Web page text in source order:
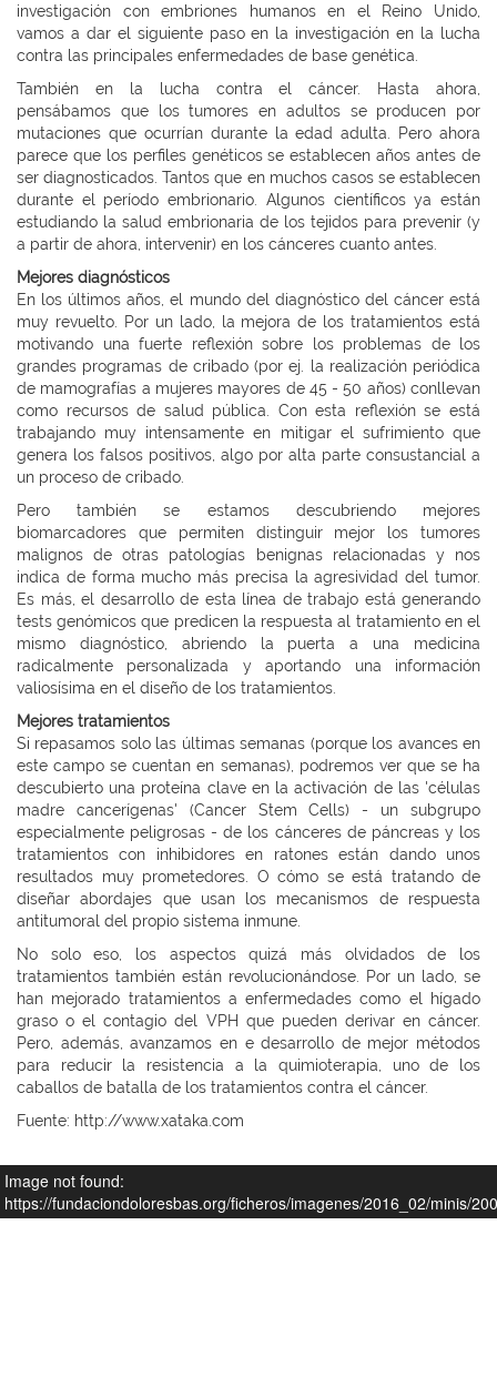
investigación con embriones humanos en el Reino Unido,
vamos a dar el siguiente paso en la investigación en la lucha
contra las principales enfermedades de base genética.
También en la lucha contra el cáncer. Hasta ahora,
pensábamos que los tumores en adultos se producen por
mutaciones que ocurrían durante la edad adulta. Pero ahora
parece que los perfiles genéticos se establecen años antes de
ser diagnosticados. Tantos que en muchos casos se establecen
durante el período embrionario. Algunos científicos ya están
estudiando la salud embrionaria de los tejidos para prevenir (y
a partir de ahora, intervenir) en los cánceres cuanto antes.
Mejores diagnósticos
En los últimos años, el mundo del diagnóstico del cáncer está
muy revuelto. Por un lado, la mejora de los tratamientos está
motivando una fuerte reflexión sobre los problemas de los
grandes programas de cribado (por ej. la realización periódica
de mamografías a mujeres mayores de 45 - 50 años) conllevan
como recursos de salud pública. Con esta reflexión se está
trabajando muy intensamente en mitigar el sufrimiento que
genera los falsos positivos, algo por alta parte consustancial a
un proceso de cribado.
Pero también se estamos descubriendo mejores
biomarcadores que permiten distinguir mejor los tumores
malignos de otras patologías benignas relacionadas y nos
indica de forma mucho más precisa la agresividad del tumor.
Es más, el desarrollo de esta línea de trabajo está generando
tests genómicos que predicen la respuesta al tratamiento en el
mismo diagnóstico, abriendo la puerta a una medicina
radicalmente personalizada y aportando una información
valiosísima en el diseño de los tratamientos.
Mejores tratamientos
Si repasamos solo las últimas semanas (porque los avances en
este campo se cuentan en semanas), podremos ver que se ha
descubierto una proteína clave en la activación de las 'células
madre cancerígenas' (Cancer Stem Cells) - un subgrupo
especialmente peligrosas - de los cánceres de páncreas y los
tratamientos con inhibidores en ratones están dando unos
resultados muy prometedores. O cómo se está tratando de
diseñar abordajes que usan los mecanismos de respuesta
antitumoral del propio sistema inmune.
No solo eso, los aspectos quizá más olvidados de los
tratamientos también están revolucionándose. Por un lado, se
han mejorado tratamientos a enfermedades como el hígado
graso o el contagio del VPH que pueden derivar en cáncer.
Pero, además, avanzamos en e desarrollo de mejor métodos
para reducir la resistencia a la quimioterapia, uno de los
caballos de batalla de los tratamientos contra el cáncer.
Fuente: http://www.xataka.com
Image not found:
https://fundaciondoloresbas.org/ficheros/imagenes/2016_02/minis/